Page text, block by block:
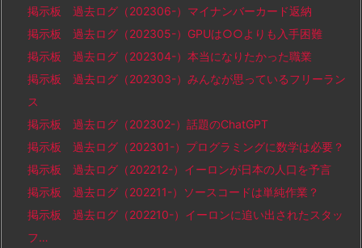
掲示板 過去ログ（202306-）マイナンバーカード返納
掲示板 過去ログ（202305-）GPUは○○よりも入手困難
掲示板 過去ログ（202304-）本当になりたかった職業
掲示板 過去ログ（202303-）みんなが思っているフリーラン
ス
掲示板 過去ログ（202302-）話題のChatGPT
掲示板 過去ログ（202301-）プログラミングに数学は必要？
掲示板 過去ログ（202212-）イーロンが日本の人口を予言
掲示板 過去ログ（202211-）ソースコードは単純作業？
掲示板 過去ログ（202210-）イーロンに追い出されたスタッ
フ…